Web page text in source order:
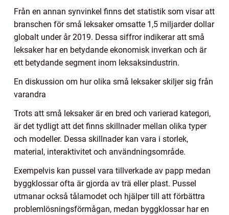
Från en annan synvinkel finns det statistik som visar att
branschen för små leksaker omsatte 1,5 miljarder dollar
globalt under år 2019. Dessa siffror indikerar att små
leksaker har en betydande ekonomisk inverkan och är
ett betydande segment inom leksaksindustrin.
En diskussion om hur olika små leksaker skiljer sig från
varandra
Trots att små leksaker är en bred och varierad kategori,
är det tydligt att det finns skillnader mellan olika typer
och modeller. Dessa skillnader kan vara i storlek,
material, interaktivitet och användningsområde.
Exempelvis kan pussel vara tillverkade av papp medan
byggklossar ofta är gjorda av trä eller plast. Pussel
utmanar också tålamodet och hjälper till att förbättra
problemlösningsförmågan, medan byggklossar har en